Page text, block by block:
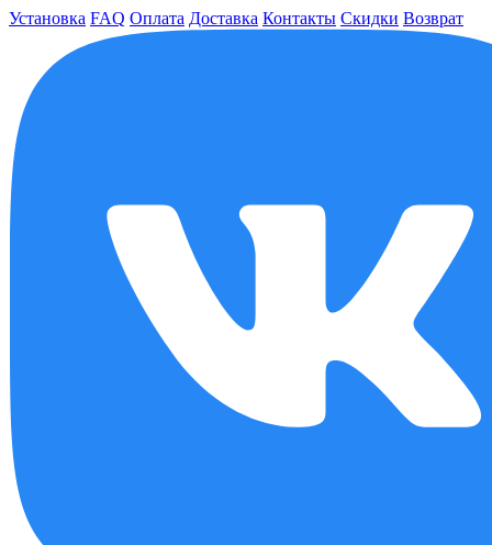
Установка FAQ Оплата Доставка Контакты Скидки Возврат